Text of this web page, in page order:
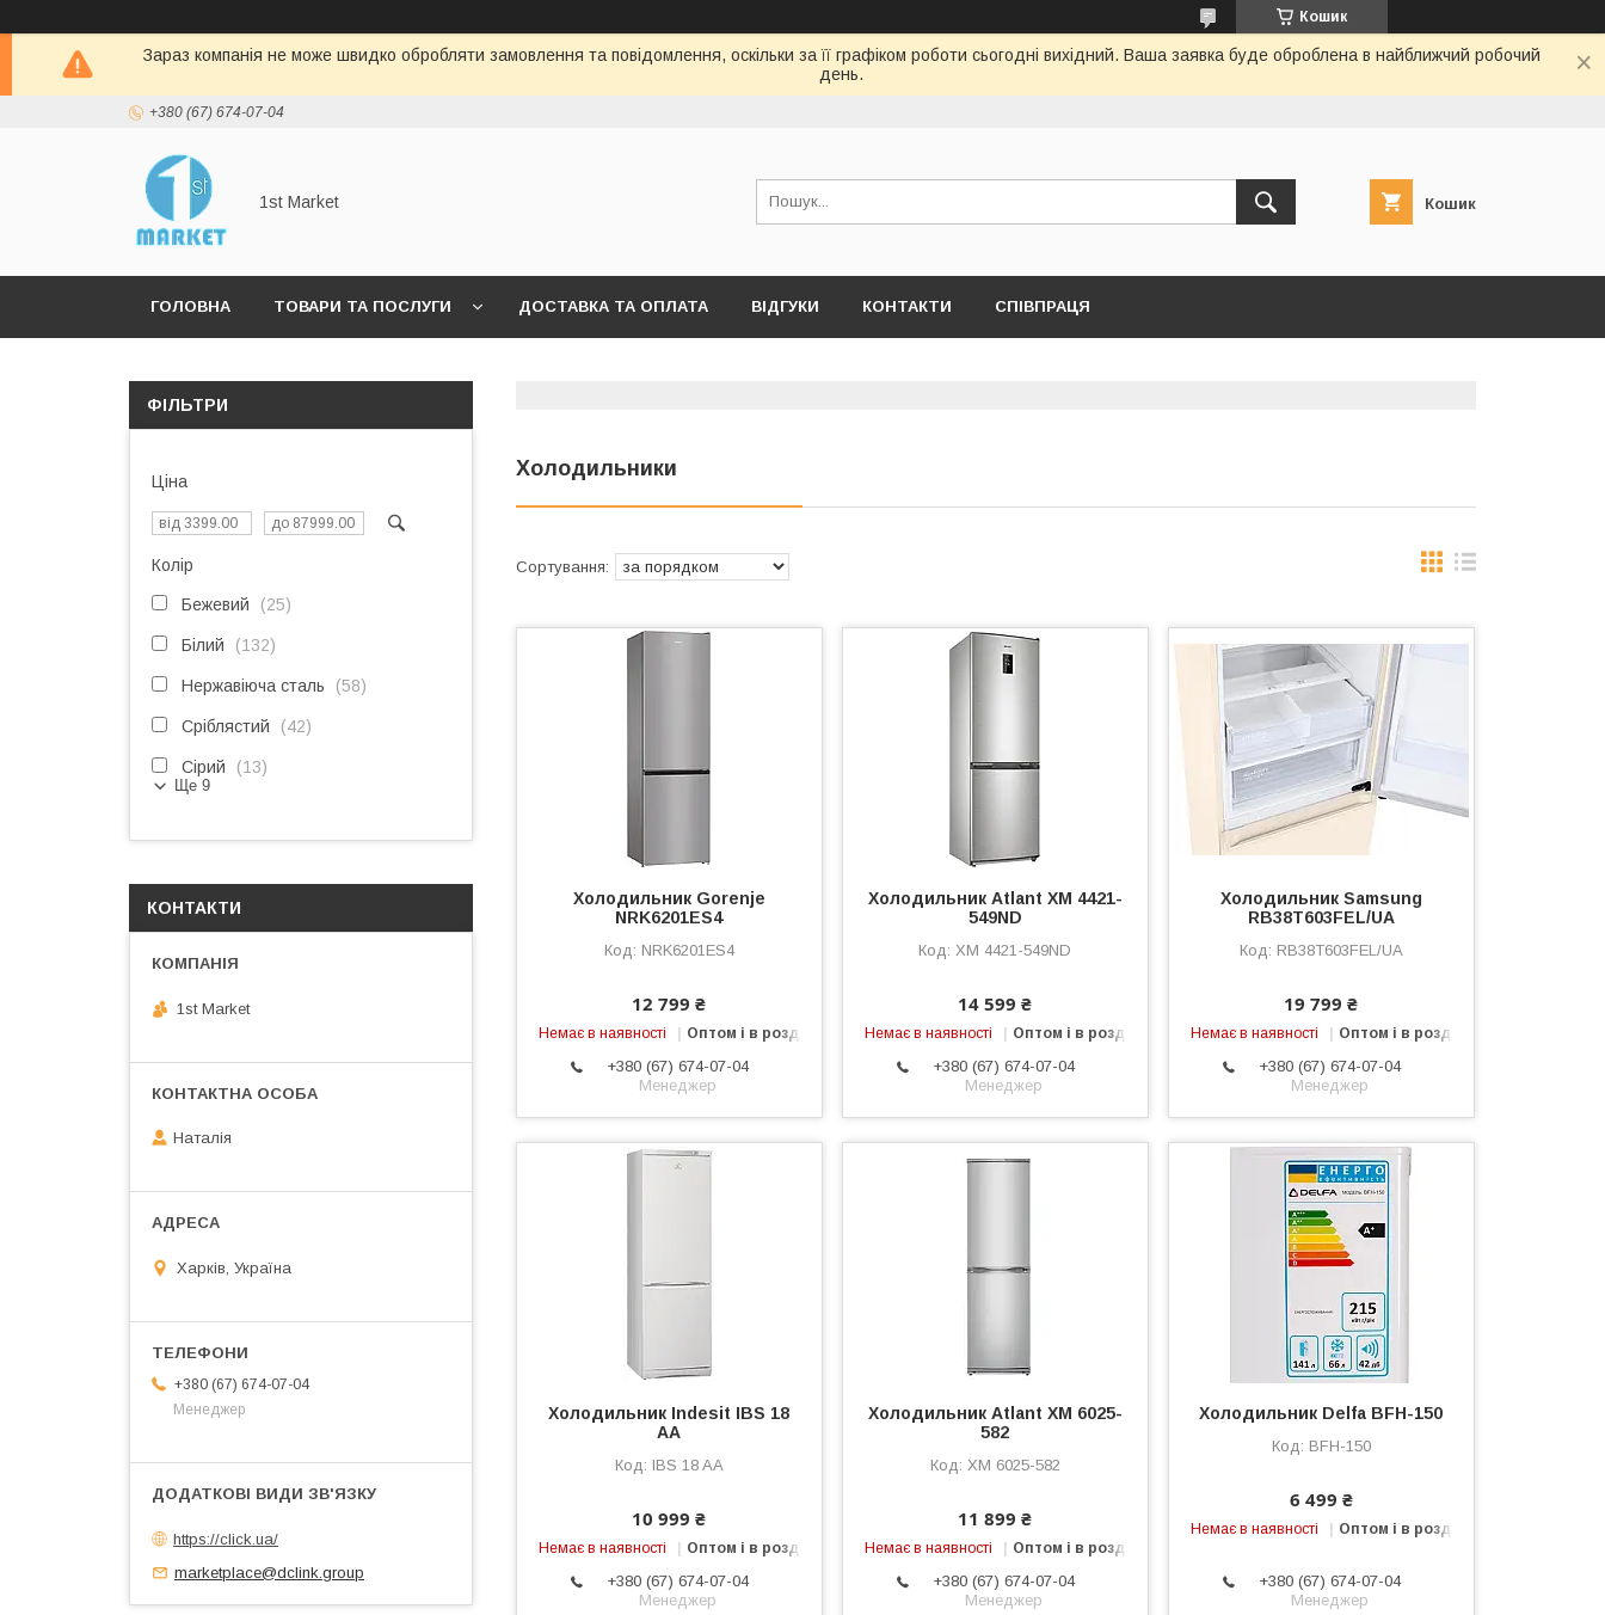
Кошик
Зараз компанія не може швидко обробляти замовлення та повідомлення, оскільки за її графіком роботи сьогодні вихідний. Ваша заявка буде оброблена в найближчий робочий
день.
+380 (67) 674-07-04
1st Market Кошик
ГОЛОВНА ТОВАРИ ТА ПОСЛУГИ ДОСТАВКА ТА ОПЛАТА ВІДГУКИ КОНТАКТИ СПІВПРАЦЯ
Холодильники
Холодильник Gorenje
NRK6201ES4
NRK6201ES4
12 799 ₴
Немає в наявності Оптом і в роздріб
+380 (67) 674-07-04
Менеджер
Холодильник Atlant ХМ 4421-
549ND
ХМ 4421-549ND
14 599 ₴
Немає в наявності Оптом і в роздріб
+380 (67) 674-07-04
Менеджер
Холодильник Samsung
RB38T603FEL/UA
RB38T603FEL/UA
19 799 ₴
Немає в наявності Оптом і в роздріб
+380 (67) 674-07-04
Менеджер
Холодильник Indesit IBS 18
AA
IBS 18 AA
10 999 ₴
Немає в наявності Оптом і в роздріб
+380 (67) 674-07-04
Менеджер
Холодильник Atlant ХМ 6025-
582
ХМ 6025-582
11 899 ₴
Немає в наявності Оптом і в роздріб
+380 (67) 674-07-04
Менеджер
Холодильник Delfa BFH-150
BFH-150
6 499 ₴
Немає в наявності Оптом і в роздріб
+380 (67) 674-07-04
Менеджер
ФІЛЬТРИ
Ціна
Колір
Бежевий 25
Білий 132
Нержавіюча сталь 58
Сріблястий 42
Сірий 13
Ще 9
КОНТАКТИ
1st Market
Наталія
Харків, Україна
+380 (67) 674-07-04
Менеджер
https://click.ua/
marketplace@dclink.group